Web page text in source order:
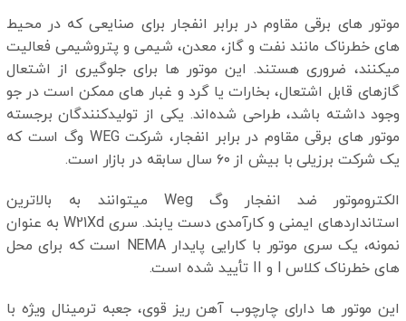
موتور های برقی مقاوم در برابر انفجار برای صنایعی که در محیط‌
های خطرناک مانند نفت و گاز، معدن، شیمی و پتروشیمی فعالیت
میکنند، ضروری هستند. این موتور ها برای جلوگیری از اشتعال
گازهای قابل اشتعال، بخارات یا گرد و غبار های ممکن است در جو
وجود داشته باشد، طراحی شده‌اند. یکی از تولیدکنندگان برجسته
موتور های برقی مقاوم در برابر انفجار، شرکت WEG وگ است که
یک شرکت برزیلی با بیش از ۶۰ سال سابقه در بازار است.
الکتروموتور ضد انفجار وگ Weg میتوانند به بالاترین
استانداردهای ایمنی و کارآمدی دست یابند. سری W21Xd به عنوان
نمونه، یک سری موتور با کارایی پایدار NEMA است که برای محل‌
های خطرناک کلاس I و II تأیید شده است.
این موتور ها دارای چارچوب آهن ریز قوی، جعبه ترمینال ویژه با